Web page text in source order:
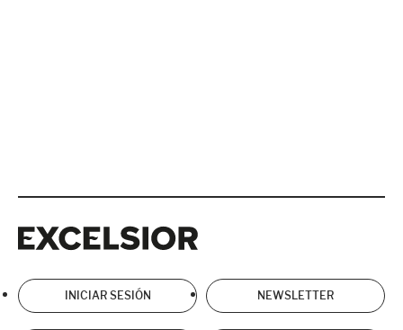
INICIAR SESIÓN NEWSLETTER